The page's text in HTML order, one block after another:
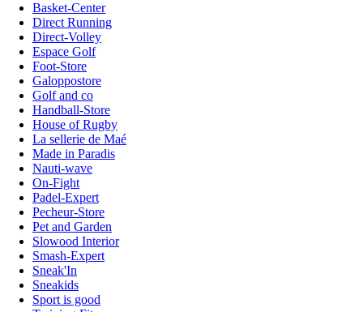
Basket-Center
Direct Running
Direct-Volley
Espace Golf
Foot-Store
Galoppostore
Golf and co
Handball-Store
House of Rugby
La sellerie de Maé
Made in Paradis
Nauti-wave
On-Fight
Padel-Expert
Pecheur-Store
Pet and Garden
Slowood Interior
Smash-Expert
Sneak'In
Sneakids
Sport is good